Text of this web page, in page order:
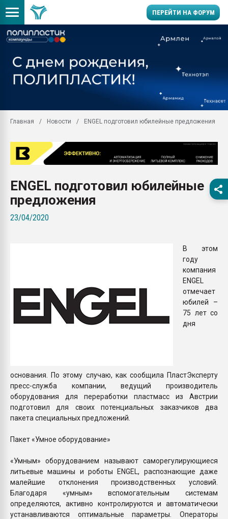
ПЕРЕЙТИ НА ФОРУМ
заводу пластмасс"
Помощь в подборе
Вакуум-формовочные
Подмосковье, Москва
первый план в
ПЕРЕЙТИ НА
Главная Новости ENGEL подготовил юбилейные предложения
ENGEL подготовил юбилейные
предложения
23/04/2020
В этом
году
компания
ENGEL
отмечает
юбилей –
75 лет со
дня
основания. По этому случаю, как сообщила ПластЭксперту
пресс-служба компании, ведущий производитель
оборудования для переработки пластмасс из Австрии
подготовил для своих потенциальных заказчиков два
пакета специальных предложений.
Пакет «Умное оборудование»
«Умным» оборудованием называют саморегулирующиеся
литьевые машины и роботы ENGEL, распознающие даже
малейшие отклонения производственных условий.
Благодаря «умным» вспомогательным системам
определяются, активно контролируются и автоматически
устанавливаются оптимальные параметры. Операторы